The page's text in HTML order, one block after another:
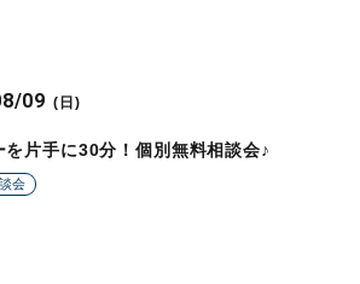
09 (日)
を片手に30分！個別無料相談会♪
会